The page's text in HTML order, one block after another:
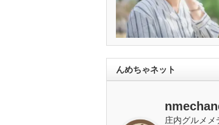
んめちゃネット
庄内グルメメ